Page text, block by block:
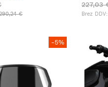
€
227,03
-5%